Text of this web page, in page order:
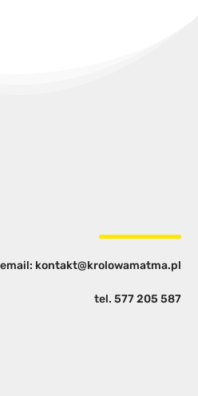
email: kontakt@krolowamatma.pl
tel. 577 205 587